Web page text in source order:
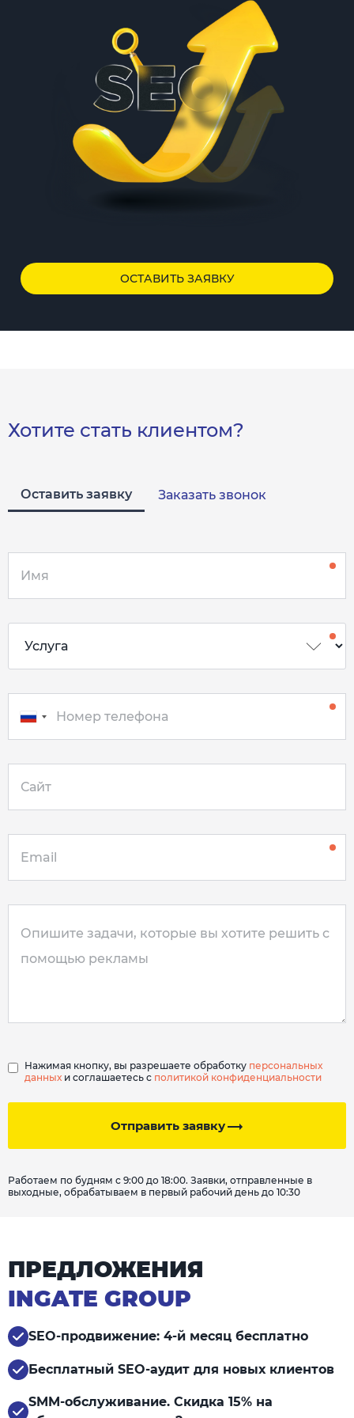
ОСТАВИТЬ ЗАЯВКУ
Хотите стать клиентом?
Оставить заявку Заказать звонок
Отправить заявку
Нажимая кнопку, вы разрешаете обработку персональных
данных и соглашаетесь с политикой конфиденциальности
Работаем по будням с 9:00 до 18:00. Заявки, отправленные в
выходные, обрабатываем в первый рабочий день до 10:30
ПРЕДЛОЖЕНИЯ
INGATE GROUP
SEO-продвижение: 4-й месяц бесплатно
Бесплатный SEO-аудит для новых клиентов
SMM-обслуживание. Скидка 15% на